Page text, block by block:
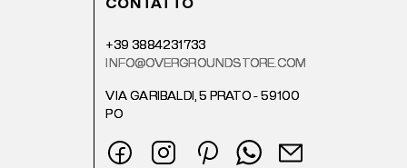
CONTATTO
+39 3884231733
INFO@OVERGROUNDSTORE.COM
VIA GARIBALDI, 5 PRATO - 59100
PO